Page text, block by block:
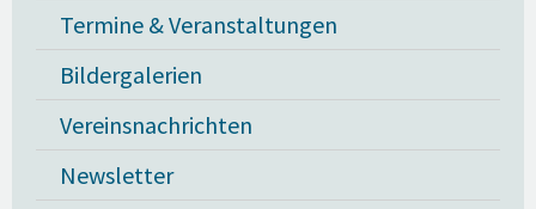
Termine & Veranstaltungen
Bildergalerien
Vereinsnachrichten
Newsletter